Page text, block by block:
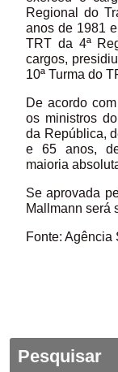
Regional do
anos de 1981
TRT da 4ª
cargos,
10ª Turma do
De acordo
os ministros
da República,
e 65 anos,
maioria
Se aprovada
Mallmann será
Fonte: Agência
Pesquisar